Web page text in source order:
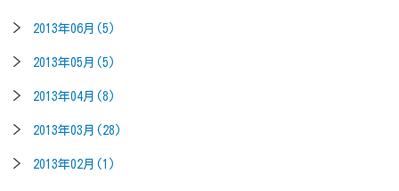
2013年06月(5)
2013年05月(5)
2013年04月(8)
2013年03月(28)
2013年02月(1)